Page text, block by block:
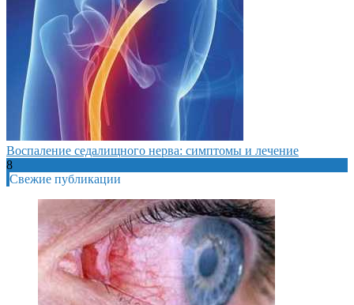
Воспаление седалищного нерва: симптомы и лечение
8
Свежие публикации